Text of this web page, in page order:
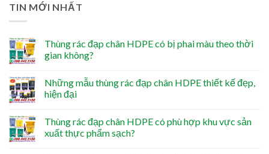
TIN MỚI NHẤT
Thùng rác đạp chân HDPE có bị phai màu theo thời
gian không?
Những mẫu thùng rác đạp chân HDPE thiết kế đẹp,
hiện đại
Thùng rác đạp chân HDPE có phù hợp khu vực sản
xuất thực phẩm sạch?